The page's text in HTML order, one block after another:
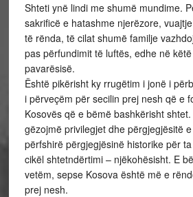
Shteti ynë lindi me shumë mundime.
sakrificë e hatashme njerëzore,
të rënda, të cilat shumë familje
pas përfundimit të luftës, edhe në
pavarësisë.
Është pikërisht ky rrugëtim i jonë i
i përveçëm për secilin prej nesh që e
Kosovës që e bëmë bashkërisht shtet.
gëzojmë privilegjet dhe përgjegjësitë
përfshirë përgjegjësinë historike për
cikël shtetndërtimi – njëkohësisht. E
vetëm, sepse Kosova është më e
prej nesh.